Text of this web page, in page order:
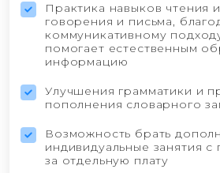
Практика навыков чтения
говорения и письма,
коммуникативному
помогает естественным
информацию
Улучшения грамматики и
пополнения словарного
Возможность брать
индивидуальные занятия с
за отдельную плату